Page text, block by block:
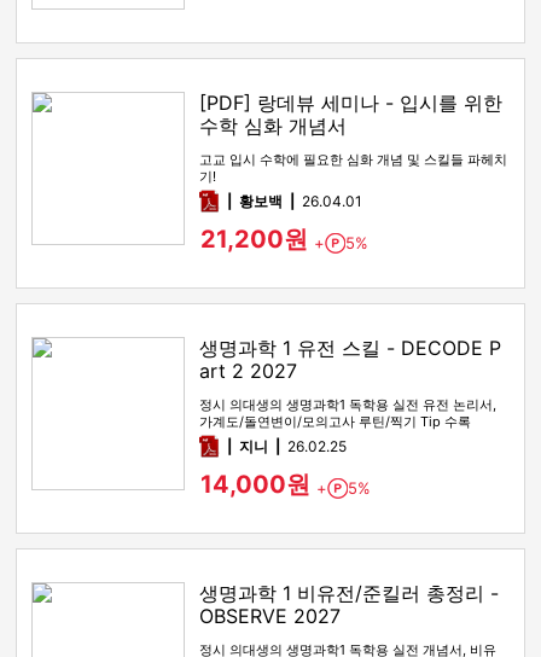
[PDF] 랑데뷰 세미나 - 입시를 위한
수학 심화 개념서
고교 입시 수학에 필요한 심화 개념 및 스킬들 파헤치
기!
pdf황보백 26.04.01
21,200원 + Point
5%
생명과학 1 유전 스킬 - DECODE P
art 2 2027
정시 의대생의 생명과학1 독학용 실전 유전 논리서,
가계도/돌연변이/모의고사 루틴/찍기 Tip 수록
pdf지니 26.02.25
14,000원 + Point
5%
생명과학 1 비유전/준킬러 총정리 -
OBSERVE 2027
정시 의대생의 생명과학1 독학용 실전 개념서, 비유